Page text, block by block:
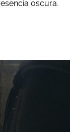
oscura.